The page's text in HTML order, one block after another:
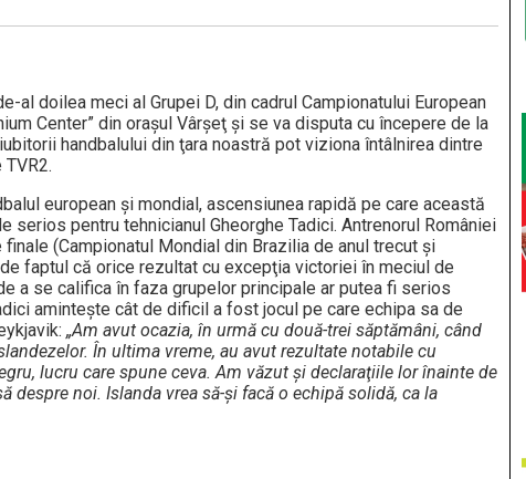
al doilea meci al Grupei D, din cadrul Campionatului European
Center” din oraşul Vârşeţ şi se va disputa cu începere de la
handbalului din ţara noastră pot viziona întâlnirea dintre
european şi mondial, ascensiunea rapidă pe care această
pentru tehnicianul Gheorghe Tadici. Antrenorul României
(Campionatul Mondial din Brazilia de anul trecut şi
faptul că orice rezultat cu excepţia victoriei în meciul de
a se califica în faza grupelor principale ar putea fi serios
aminteşte cât de dificil a fost jocul pe care echipa sa de
„Am avut ocazia, în urmă cu două-trei săptămâni, când
În ultima vreme, au avut rezultate notabile cu
lucru care spune ceva. Am văzut şi declaraţiile lor înainte de
noi. Islanda vrea să-şi facă o echipă solidă, ca la